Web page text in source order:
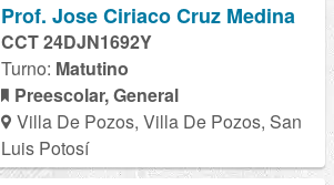
Prof. Jose Ciriaco Cruz Medina
CCT 24DJN1692Y
Turno: Matutino
Preescolar, General
Villa De Pozos, Villa De Pozos, San
Luis Potosí